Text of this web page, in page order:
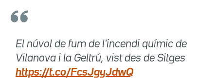
El núvol de fum de l'incendi químic de
Vilanova i la Geltrú, vist des de Sitges
https://t.co/FcsJgyJdwQ